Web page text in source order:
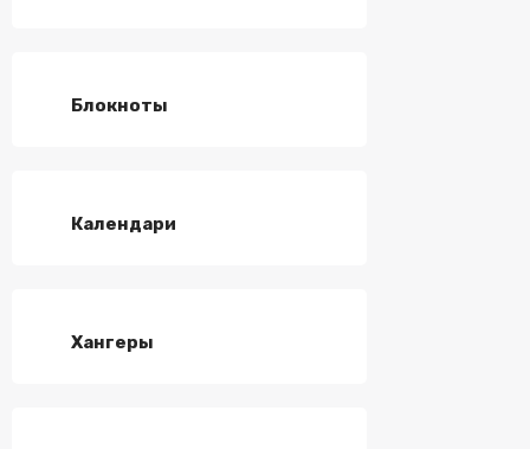
Блокноты
Календари
Хангеры